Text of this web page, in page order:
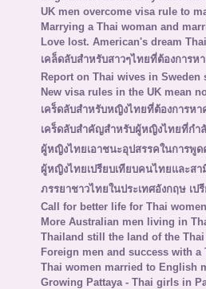
UK men overcome visa rule to
Marrying a Thai woman and
Love lost. American's dream
เคล็ดลับสำหรับสาวๆไทยที่ต้องการ
Report on Thai wives in Sweden
New visa rules in the UK mean
เคร็ดลับสำหรับหญิงไทยที่ต้องการห
เคร็ดลับสำคัญสำหรับผู้หญิงไทยที่กำ
ผู้หญิงไทยเอาชนะอุปสรรคในการพู
ผู้หญิงไทยเปรียบเทียบคนไทยและสา
ภรรยาชาวไทยในประเทศอังกฤษ เ
Call for better life for Thai
More Australian men living in
Thailand still the land of the
Foreign men and success with a
Thai women married to English
Growing Pattaya - Thai girls in